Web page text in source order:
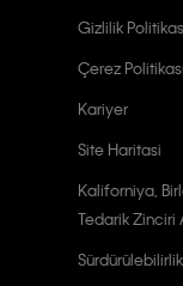
Gizlilik
Çerez Politikası
Kariyer
Site Haritasi
Kaliforniya,
Tedarik Zinciri
Sürdürülebilirlik